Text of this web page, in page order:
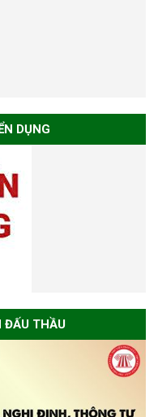
DỤNG
ĐẤU THẦU